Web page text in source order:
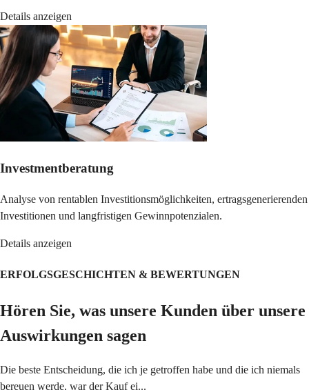
Details anzeigen
Investmentberatung
Analyse von rentablen Investitionsmöglichkeiten, ertragsgenerierenden
Investitionen und langfristigen Gewinnpotenzialen.
Details anzeigen
ERFOLGSGESCHICHTEN & BEWERTUNGEN
Hören Sie, was unsere Kunden über unsere
Auswirkungen sagen
Die beste Entscheidung, die ich je getroffen habe und die ich niemals
bereuen werde, war der Kauf ei...